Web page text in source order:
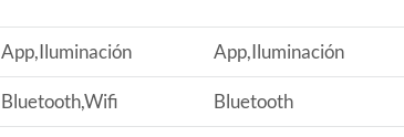
App,Iluminación App,Iluminación
Bluetooth,Wifi Bluetooth